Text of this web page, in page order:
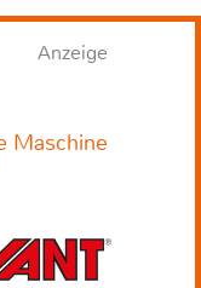
Anzeige
Maschine